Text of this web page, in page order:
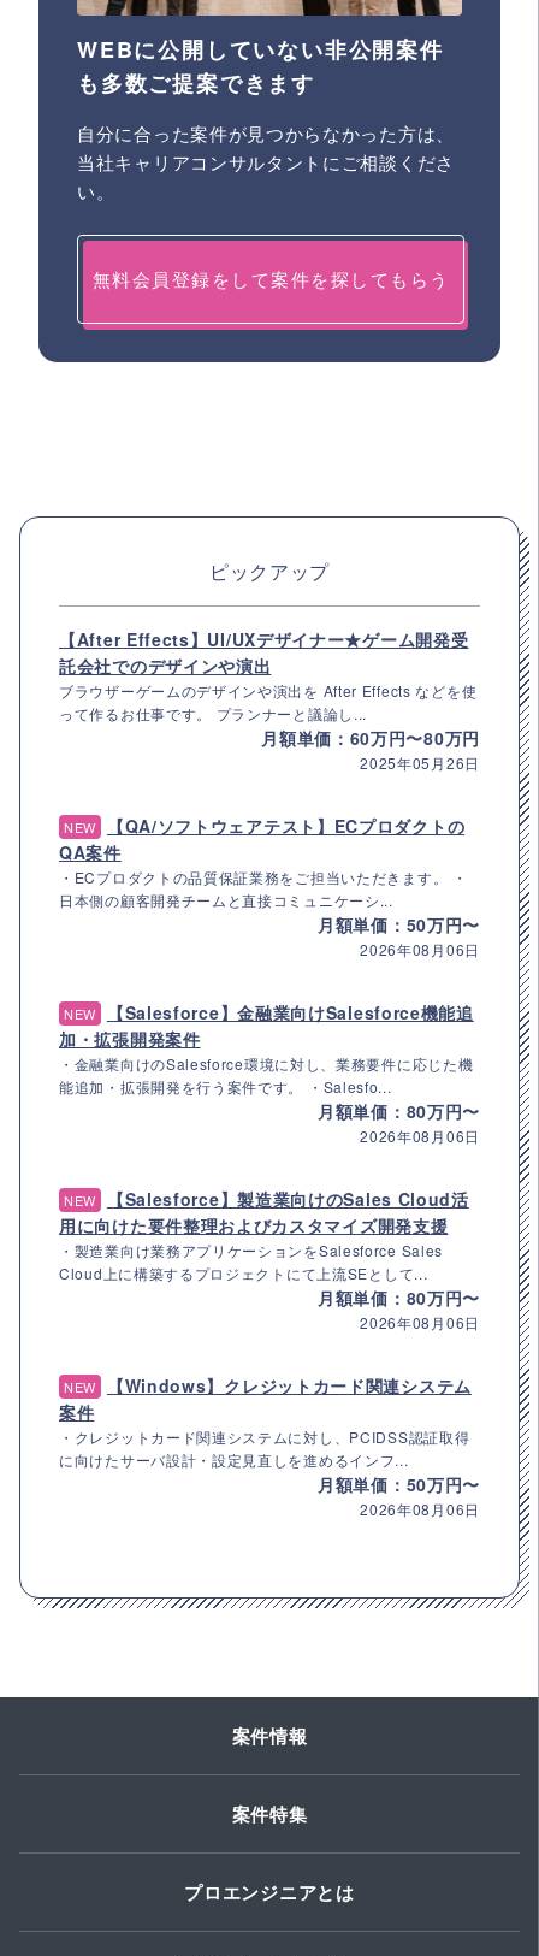
WEBに公開していない非公開案件
も多数ご提案できます
自分に合った案件が見つからなかった方は、
当社キャリアコンサルタントにご相談くださ
い。
無料会員登録をして案件を探してもらう
ピックアップ
【After Effects】UI/UXデザイナー★ゲーム開発受
託会社でのデザインや演出
ブラウザーゲームのデザインや演出を After Effects などを使
って作るお仕事です。 プランナーと議論し...
月額単価：60万円〜80万円
2025年05月26日
NEW
【QA/ソフトウェアテスト】ECプロダクトの
QA案件
・ECプロダクトの品質保証業務をご担当いただきます。 ・
日本側の顧客開発チームと直接コミュニケーシ...
月額単価：50万円〜
2026年08月06日
NEW
【Salesforce】金融業向けSalesforce機能追
加・拡張開発案件
・金融業向けのSalesforce環境に対し、業務要件に応じた機
能追加・拡張開発を行う案件です。 ・Salesfo...
月額単価：80万円〜
2026年08月06日
NEW
【Salesforce】製造業向けのSales Cloud活
用に向けた要件整理およびカスタマイズ開発支援
・製造業向け業務アプリケーションをSalesforce Sales
Cloud上に構築するプロジェクトにて上流SEとして...
月額単価：80万円〜
2026年08月06日
NEW
【Windows】クレジットカード関連システム
案件
・クレジットカード関連システムに対し、PCIDSS認証取得
に向けたサーバ設計・設定見直しを進めるインフ...
月額単価：50万円〜
2026年08月06日
案件情報
案件特集
プロエンジニアとは